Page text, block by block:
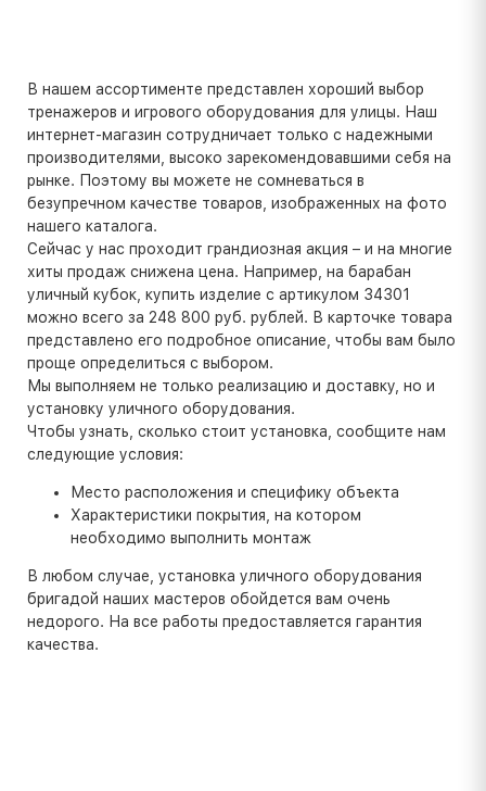
В нашем ассортименте представлен хороший выбор
тренажеров и игрового оборудования для улицы. Наш
интернет-магазин сотрудничает только с надежными
производителями, высоко зарекомендовавшими себя на
рынке. Поэтому вы можете не сомневаться в
безупречном качестве товаров, изображенных на фото
нашего каталога.
Сейчас у нас проходит грандиозная акция – и на многие
хиты продаж снижена цена. Например, на барабан
уличный кубок, купить изделие с артикулом 34301
можно всего за 248 800 руб. рублей. В карточке товара
представлено его подробное описание, чтобы вам было
проще определиться с выбором.
Мы выполняем не только реализацию и доставку, но и
установку уличного оборудования.
Чтобы узнать, сколько стоит установка, сообщите нам
следующие условия:
Место расположения и специфику объекта
Характеристики покрытия, на котором
необходимо выполнить монтаж
В любом случае, установка уличного оборудования
бригадой наших мастеров обойдется вам очень
недорого. На все работы предоставляется гарантия
качества.